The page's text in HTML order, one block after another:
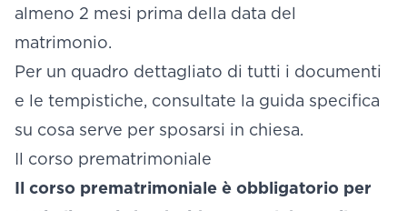
almeno 2 mesi prima della data del
matrimonio.
Per un quadro dettagliato di tutti i documenti
e le tempistiche, consultate la guida specifica
su cosa serve per sposarsi in chiesa.
Il corso prematrimoniale
Il corso prematrimoniale è obbligatorio per